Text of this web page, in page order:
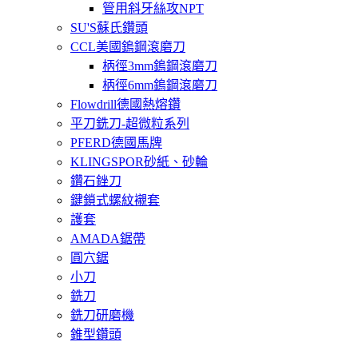
管用斜牙絲攻NPT
SU'S蘇氏鑽頭
CCL美國鎢鋼滾磨刀
柄徑3mm鎢鋼滾磨刀
柄徑6mm鎢鋼滾磨刀
Flowdrill德國熱熔鑽
平刀銑刀-超微粒系列
PFERD德國馬牌
KLINGSPOR砂紙、砂輪
鑽石銼刀
鍵鎖式螺紋襯套
護套
AMADA鋸帶
圓穴鋸
小刀
銑刀
銑刀研磨機
錐型鑽頭